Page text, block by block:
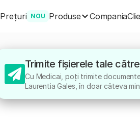
Prețuri NOU Produse Compania
/NICOLETA LAURENTIA GALES
Trimite fișierele tale
Cu Medicai, poți trimite
Laurentia Gales, în doar câteva